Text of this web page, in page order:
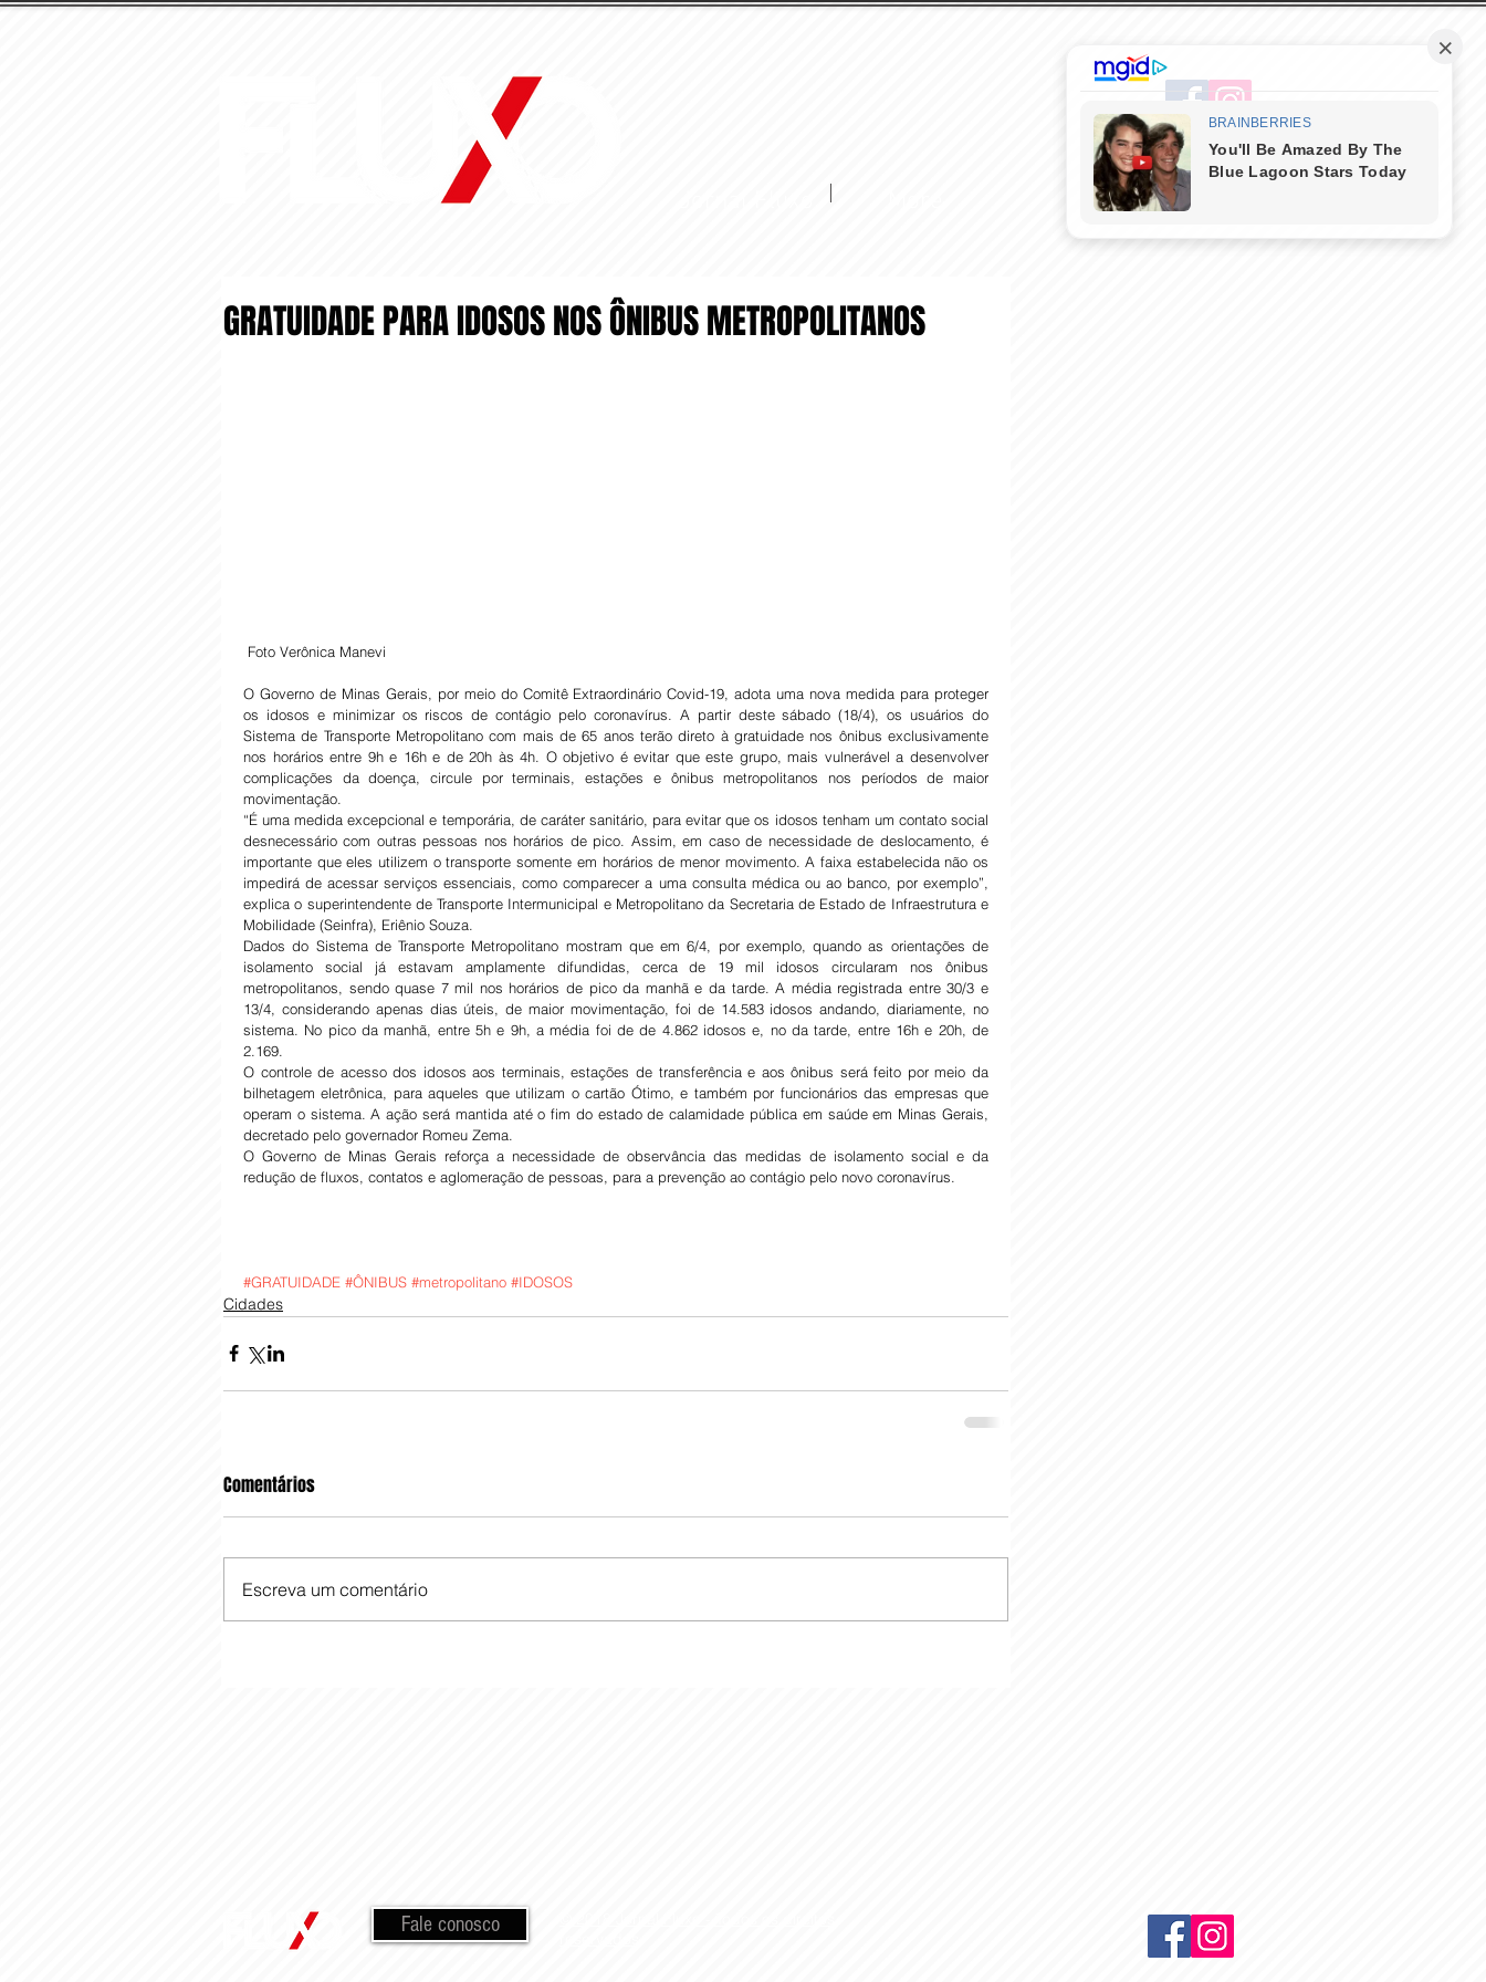
GRATUIDADE PARA IDOSOS NOS ÔNIBUS METROPOLITANOS
Foto Verônica Manevi
O Governo de Minas Gerais, por meio do Comitê Extraordinário Covid-19, adota uma nova medida para proteger
os idosos e minimizar os riscos de contágio pelo coronavírus. A partir deste sábado (18/4), os usuários do
Sistema de Transporte Metropolitano com mais de 65 anos terão direto à gratuidade nos ônibus exclusivamente
nos horários entre 9h e 16h e de 20h às 4h. O objetivo é evitar que este grupo, mais vulnerável a desenvolver
complicações da doença, circule por terminais, estações e ônibus metropolitanos nos períodos de maior
movimentação.
“É uma medida excepcional e temporária, de caráter sanitário, para evitar que os idosos tenham um contato social
desnecessário com outras pessoas nos horários de pico. Assim, em caso de necessidade de deslocamento, é
importante que eles utilizem o transporte somente em horários de menor movimento. A faixa estabelecida não os
impedirá de acessar serviços essenciais, como comparecer a uma consulta médica ou ao banco, por exemplo”,
explica o superintendente de Transporte Intermunicipal e Metropolitano da Secretaria de Estado de Infraestrutura e
Mobilidade (Seinfra), Eriênio Souza.
Dados do Sistema de Transporte Metropolitano mostram que em 6/4, por exemplo, quando as orientações de
isolamento social já estavam amplamente difundidas, cerca de 19 mil idosos circularam nos ônibus
metropolitanos, sendo quase 7 mil nos horários de pico da manhã e da tarde. A média registrada entre 30/3 e
13/4, considerando apenas dias úteis, de maior movimentação, foi de 14.583 idosos andando, diariamente, no
sistema. No pico da manhã, entre 5h e 9h, a média foi de de 4.862 idosos e, no da tarde, entre 16h e 20h, de
2.169.
O controle de acesso dos idosos aos terminais, estações de transferência e aos ônibus será feito por meio da
bilhetagem eletrônica, para aqueles que utilizam o cartão Ótimo, e também por funcionários das empresas que
operam o sistema. A ação será mantida até o fim do estado de calamidade pública em saúde em Minas Gerais,
decretado pelo governador Romeu Zema.
O Governo de Minas Gerais reforça a necessidade de observância das medidas de isolamento social e da
redução de fluxos, contatos e aglomeração de pessoas, para a prevenção ao contágio pelo novo coronavírus.
#GRATUIDADE #ÔNIBUS #metropolitano #IDOSOS
Cidades
Comentários
Escreva um comentário
Fale conosco